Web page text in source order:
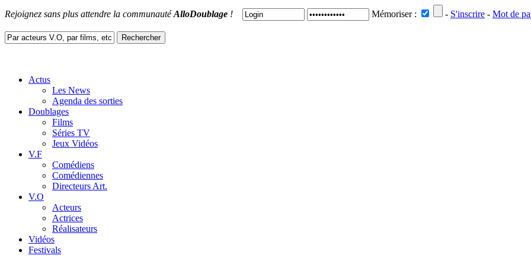
Rejoignez sans plus attendre la communautéAlloDoublage ! Mémoriser : - S'inscrire - Mot de
Actus
Les News
Agenda des sorties
Doublages
Films
Séries TV
Jeux Vidéos
V.F
Comédiens
Comédiennes
Directeurs Art.
V.O
Acteurs
Actrices
Réalisateurs
Vidéos
Festivals